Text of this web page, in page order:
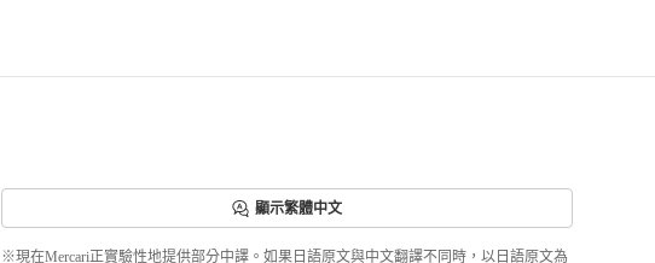
顯示繁體中文
※現在Mercari正實驗性地提供部分中譯。如果日語原文與中文翻譯不同時，以日語原文為